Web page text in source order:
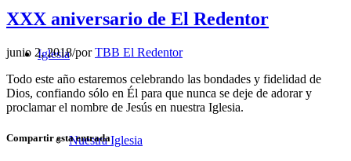
Iglesia
Nuestra Iglesia
XXX aniversario de El Redentor
junio 2, 2018/porTBB El Redentor
Todo este año estaremos celebrando las bondades y fidelidad de
Dios, confiando sólo en Él para que nunca se deje de adorar y
proclamar el nombre de Jesús en nuestra Iglesia.
Compartir esta entrada